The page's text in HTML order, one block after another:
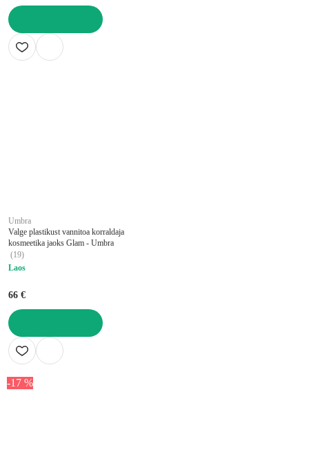
LISA OSTUKORVI
Umbra
Valge plastikust vannitoa korraldaja
kosmeetika jaoks Glam - Umbra
(19)
Laos
66 €
LISA OSTUKORVI
-17 %